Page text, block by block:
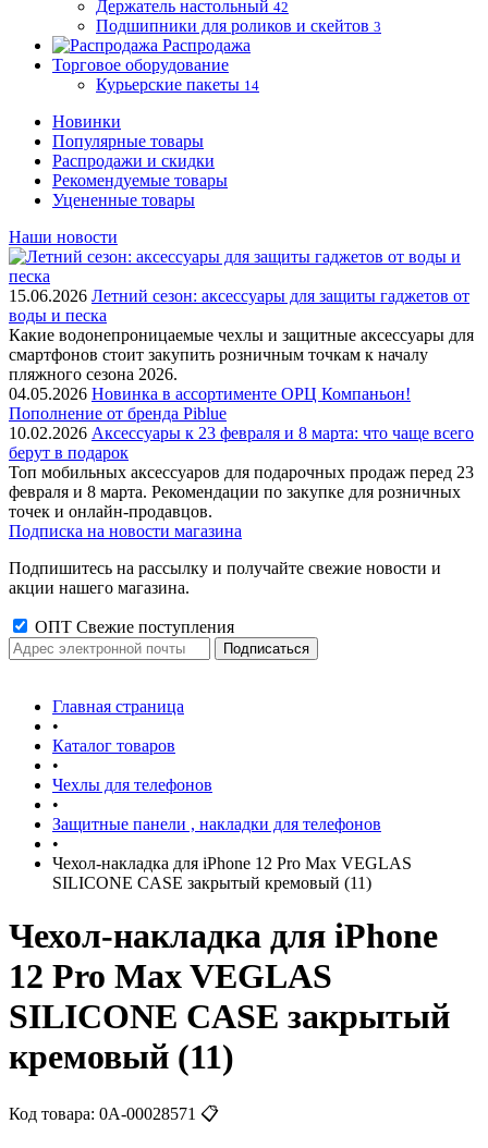
Держатель настольный 42
Подшипники для роликов и скейтов 3
Распродажа
Торговое оборудование
Курьерские пакеты 14
Новинки
Популярные товары
Распродажи и скидки
Рекомендуемые товары
Уцененные товары
Наши новости
15.06.2026 Летний сезон: аксессуары для защиты гаджетов от
воды и песка
Какие водонепроницаемые чехлы и защитные аксессуары для
смартфонов стоит закупить розничным точкам к началу
пляжного сезона 2026.
04.05.2026 Новинка в ассортименте OРЦ Компаньон!
Пополнение от бренда Piblue
10.02.2026 Аксессуары к 23 февраля и 8 марта: что чаще всего
берут в подарок
Топ мобильных аксессуаров для подарочных продаж перед 23
февраля и 8 марта. Рекомендации по закупке для розничных
точек и онлайн-продавцов.
Подписка на новости магазина
Подпишитесь на рассылку и получайте свежие новости и
акции нашего магазина.
ОПТ Свежие поступления
Главная страница
•
Каталог товаров
•
Чехлы для телефонов
•
Защитные панели , накладки для телефонов
•
Чехол-накладка для iPhone 12 Pro Max VEGLAS
SILICONE CASE закрытый кремовый (11)
Чехол-накладка для iPhone
12 Pro Max VEGLAS
SILICONE CASE закрытый
кремовый (11)
Код товара: 0А-00028571 📋